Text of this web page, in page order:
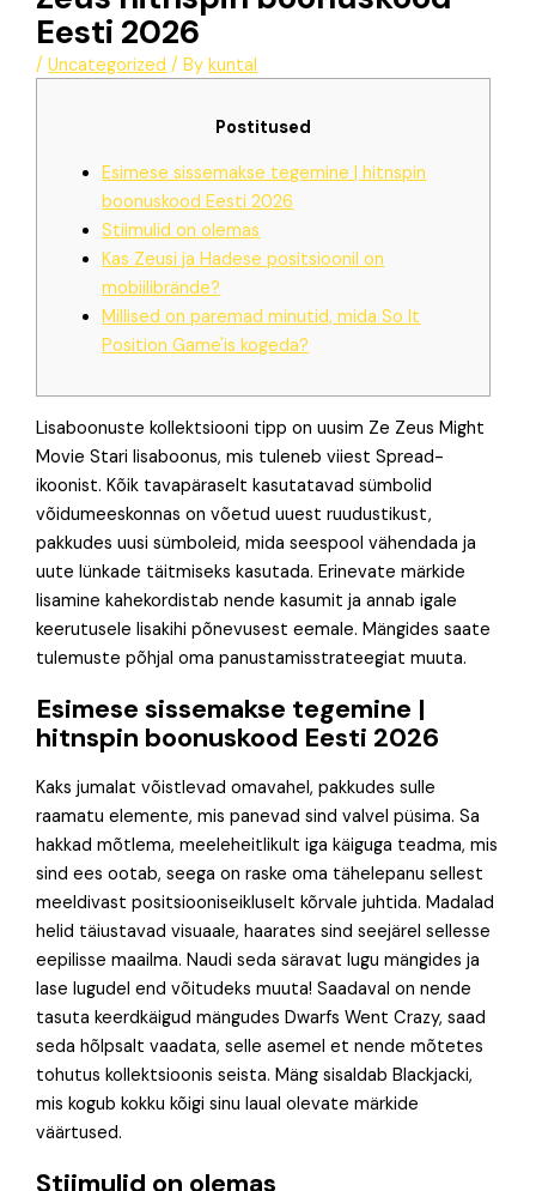
Eesti 2026
/Uncategorized / Bykuntal
Postitused
Esimese sissemakse tegemine | hitnspin
boonuskood Eesti 2026
Stiimulid on olemas
Kas Zeusi ja Hadese positsioonil on
mobiilibrände?
Millised on paremad minutid, mida So It
Position Game'is kogeda?
Lisaboonuste kollektsiooni tipp on uusim Ze Zeus Might
Movie Stari lisaboonus, mis tuleneb viiest Spread-
ikoonist. Kõik tavapäraselt kasutatavad sümbolid
võidumeeskonnas on võetud uuest ruudustikust,
pakkudes uusi sümboleid, mida seespool vähendada ja
uute lünkade täitmiseks kasutada. Erinevate märkide
lisamine kahekordistab nende kasumit ja annab igale
keerutusele lisakihi põnevusest eemale.Mängides saate
tulemuste põhjal oma panustamisstrateegiat muuta.
Esimese sissemakse tegemine |
hitnspin boonuskood Eesti 2026
Kaks jumalat võistlevad omavahel, pakkudes sulle
raamatu elemente, mis panevad sind valvel püsima. Sa
hakkad mõtlema, meeleheitlikult iga käiguga teadma, mis
sind ees ootab, seega on raske oma tähelepanu sellest
meeldivast positsiooniseikluselt kõrvale juhtida. Madalad
helid täiustavad visuaale, haarates sind seejärel sellesse
eepilisse maailma. Naudi seda säravat lugu mängides ja
lase lugudel end võitudeks muuta! Saadaval on nende
tasuta keerdkäigud mängudes Dwarfs Went Crazy, saad
seda hõlpsalt vaadata, selle asemel et nende mõtetes
tohutus kollektsioonis seista. Mäng sisaldab Blackjacki,
mis kogub kokku kõigi sinu laual olevate märkide
väärtused.
Stiimulid on olemas